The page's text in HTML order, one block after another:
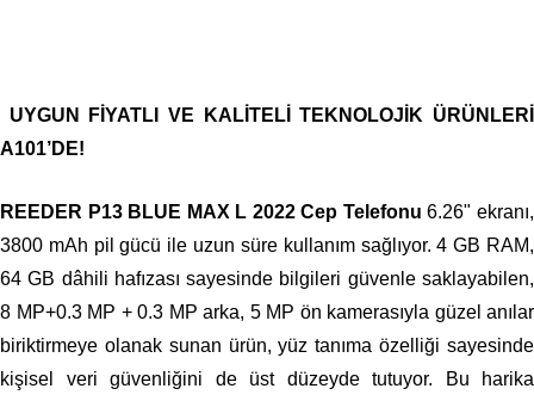
UYGUN FİYATLI VE KALİTELİ TEKNOLOJİK ÜRÜNLERİ
A101’DE!
REEDER P13 BLUE MAX L 2022 Cep Telefonu 6.26" ekranı,
3800 mAh pil gücü ile uzun süre kullanım sağlıyor. 4 GB RAM,
64 GB dâhili hafızası sayesinde bilgileri güvenle saklayabilen,
8 MP+0.3 MP + 0.3 MP arka, 5 MP ön kamerasıyla güzel anılar
biriktirmeye olanak sunan ürün, yüz tanıma özelliği sayesinde
kişisel veri güvenliğini de üst düzeyde tutuyor. Bu harika